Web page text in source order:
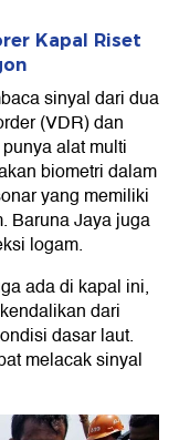
Kapal Riset
sinyal dari dua
(VDR) dan
alat multi
biometri dalam
yang memiliki
Baruna Jaya juga
logam.
ada di kapal ini,
dari
dasar laut.
melacak sinyal